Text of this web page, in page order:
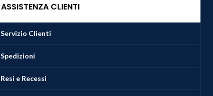
ASSISTENZA CLIENTI
Servizio Clienti
Spedizioni
Resi e Recessi